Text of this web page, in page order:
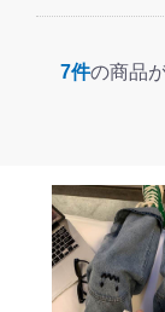
7件の商品